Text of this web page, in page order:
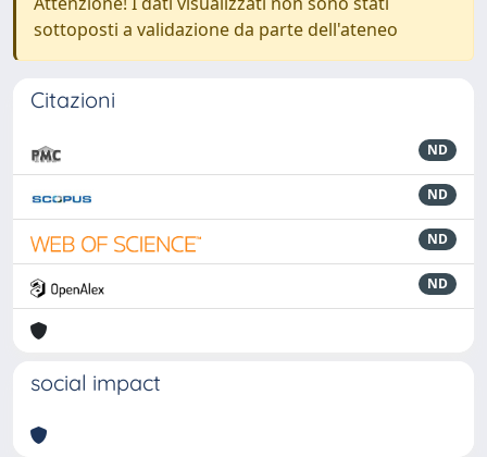
sottoposti a validazione da parte dell'ateneo
Citazioni
ND
ND
ND
ND
social impact